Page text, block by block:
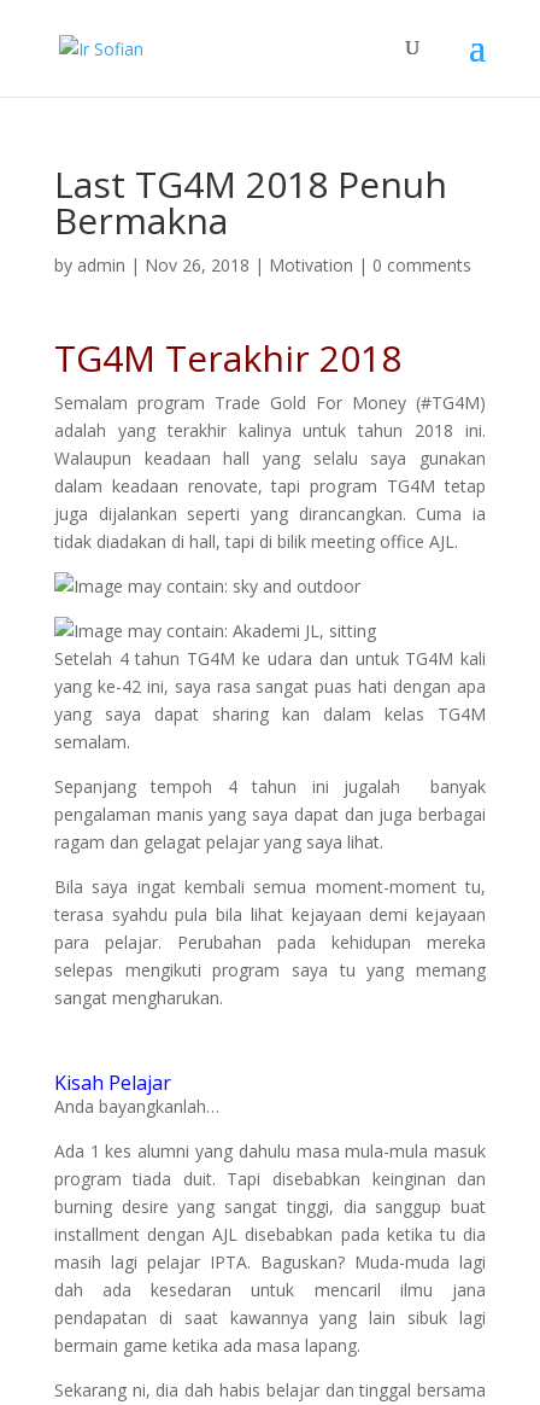
Last TG4M 2018 Penuh
Bermakna
by admin | Nov 26, 2018 | Motivation | 0 comments
TG4M Terakhir 2018
Semalam program Trade Gold For Money (#TG4M)
adalah yang terakhir kalinya untuk tahun 2018 ini.
Walaupun keadaan hall yang selalu saya gunakan
dalam keadaan renovate, tapi program TG4M tetap
juga dijalankan seperti yang dirancangkan. Cuma ia
tidak diadakan di hall, tapi di bilik meeting office AJL.
Setelah 4 tahun TG4M ke udara dan untuk TG4M kali
yang ke-42 ini, saya rasa sangat puas hati dengan apa
yang saya dapat sharing kan dalam kelas TG4M
semalam.
Sepanjang tempoh 4 tahun ini jugalah banyak
pengalaman manis yang saya dapat dan juga berbagai
ragam dan gelagat pelajar yang saya lihat.
Bila saya ingat kembali semua moment-moment tu,
terasa syahdu pula bila lihat kejayaan demi kejayaan
para pelajar. Perubahan pada kehidupan mereka
selepas mengikuti program saya tu yang memang
sangat mengharukan.
Kisah Pelajar
Anda bayangkanlah…
Ada 1 kes alumni yang dahulu masa mula-mula masuk
program tiada duit. Tapi disebabkan keinginan dan
burning desire yang sangat tinggi, dia sanggup buat
installment dengan AJL disebabkan pada ketika tu dia
masih lagi pelajar IPTA. Baguskan? Muda-muda lagi
dah ada kesedaran untuk mencaril ilmu jana
pendapatan di saat kawannya yang lain sibuk lagi
bermain game ketika ada masa lapang.
Sekarang ni, dia dah habis belajar dan tinggal bersama